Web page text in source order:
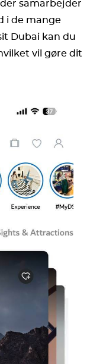
samarbejder
i de mange
Dubai kan du
vil gøre dit